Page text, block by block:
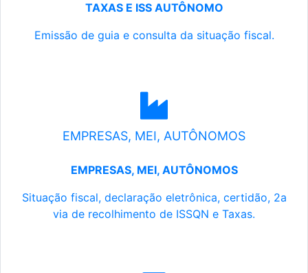
TAXAS E ISS AUTÔNOMO
Emissão de guia e consulta da situação fiscal.
EMPRESAS, MEI, AUTÔNOMOS
EMPRESAS, MEI, AUTÔNOMOS
Situação fiscal, declaração eletrônica, certidão, 2a
via de recolhimento de ISSQN e Taxas.